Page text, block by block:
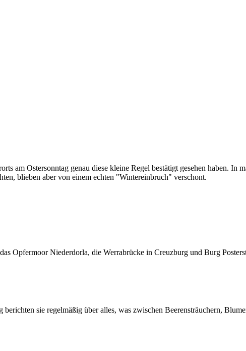
am Ostersonntag genau diese kleine Regel bestätigt gesehen haben. In
blieben aber von einem echten "Wintereinbruch" verschont.
Opfermoor Niederdorla, die Werrabrücke in Creuzburg und Burg
sie regelmäßig über alles, was zwischen Beerensträuchern,